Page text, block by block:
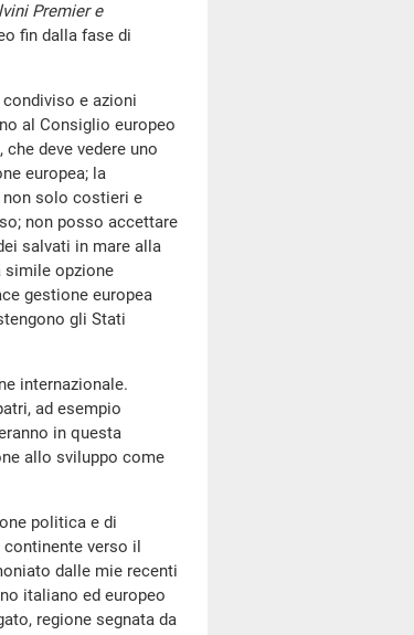
Premier e
fin dalla fase di
e azioni
al Consiglio europeo
deve vedere uno
europea; la
non solo costieri e
non posso accettare
salvati in mare alla
simile opzione
gestione europea
gli Stati
internazionale.
ad esempio
in questa
allo sviluppo come
politica e di
verso il
dalle mie recenti
italiano ed europeo
regione segnata da